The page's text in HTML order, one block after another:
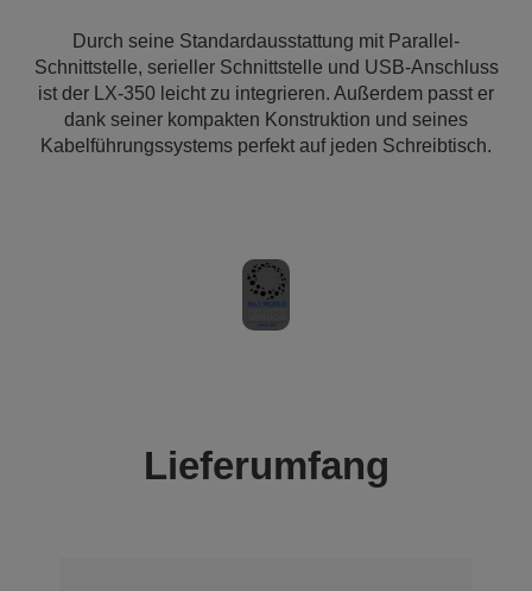
Durch seine Standardausstattung mit Parallel-
Schnittstelle, serieller Schnittstelle und USB-Anschluss
ist der LX-350 leicht zu integrieren. Außerdem passt er
dank seiner kompakten Konstruktion und seines
Kabelführungssystems perfekt auf jeden Schreibtisch.
Lieferumfang